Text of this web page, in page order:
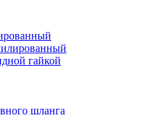
гайкой
шланга